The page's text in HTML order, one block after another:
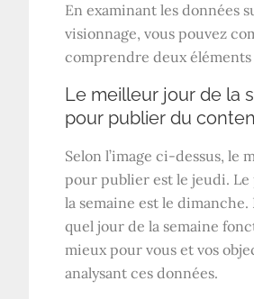
En examinant les données
visionnage, vous pouvez
comprendre deux
Le meilleur jour de la
pour publier du
Selon l’image ci-dessus, le
pour publier est le jeudi.
la semaine est le
quel jour de la semaine
mieux pour vous et vos
analysant ces données.